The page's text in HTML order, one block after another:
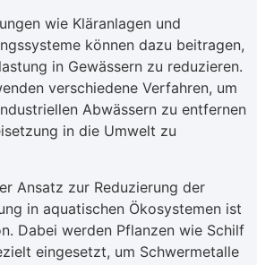
wie Kläranlagen und
können dazu beitragen,
in Gewässern zu reduzieren.
verschiedene Verfahren, um
Abwässern zu entfernen
in die Umwelt zu
Ansatz zur Reduzierung der
in aquatischen Ökosystemen ist
Dabei werden Pflanzen wie Schilf
eingesetzt, um Schwermetalle